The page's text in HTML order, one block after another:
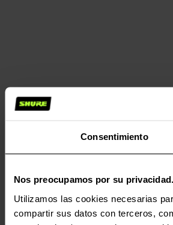
Consentimiento
Nos preocupamos por su privacidad.
Utilizamos las cookies necesarias
compartir sus datos con terceros,